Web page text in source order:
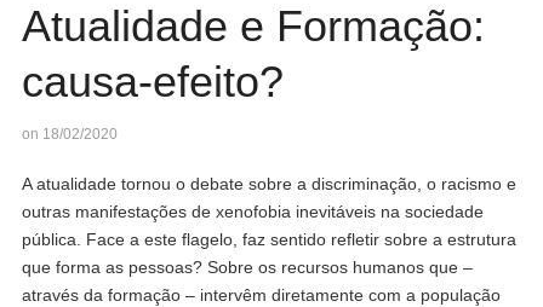
Atualidade e Formação:
causa-efeito?
on 18/02/2020
A atualidade tornou o debate sobre a discriminação, o racismo e
outras manifestações de xenofobia inevitáveis na sociedade
pública. Face a este flagelo, faz sentido refletir sobre a estrutura
que forma as pessoas? Sobre os recursos humanos que –
através da formação – intervêm diretamente com a população